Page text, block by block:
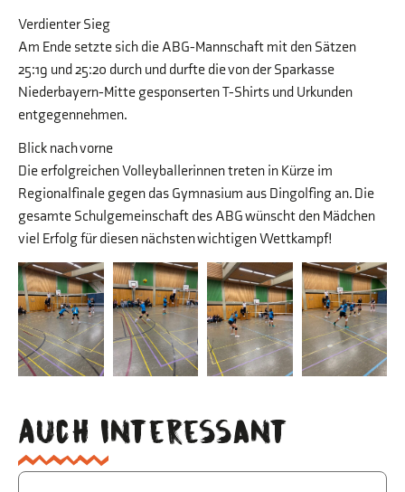
Verdienter Sieg
Am Ende setzte sich die ABG-Mannschaft mit den Sätzen
25:19 und 25:20 durch und durfte die von der Sparkasse
Niederbayern-Mitte gesponserten T-Shirts und Urkunden
entgegennehmen.
Blick nach vorne
Die erfolgreichen Volleyballerinnen treten in Kürze im
Regionalfinale gegen das Gymnasium aus Dingolfing an. Die
gesamte Schulgemeinschaft des ABG wünscht den Mädchen
viel Erfolg für diesen nächsten wichtigen Wettkampf!
Auch interessant